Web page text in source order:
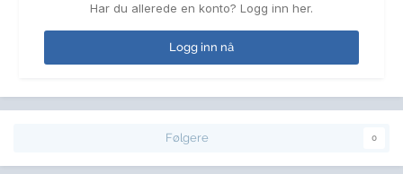
Har du allerede en konto? Logg inn her.
Logg inn nå
Følgere 0